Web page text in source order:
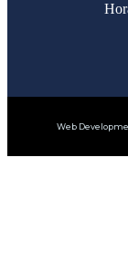
Web